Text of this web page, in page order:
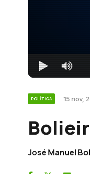
POLÍTICA 15 nov,
José Manuel